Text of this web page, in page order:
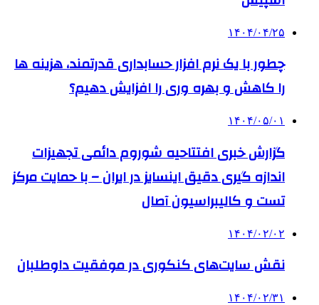
۱۴۰۴/۰۴/۲۵
چطور با یک نرم افزار حسابداری قدرتمند، هزینه ها
را کاهش و بهره وری را افزایش دهیم؟
۱۴۰۴/۰۵/۰۱
گزارش خبری افتتاحیه شوروم دائمی تجهیزات
اندازه گیری دقیق اینسایز در ایران – با حمایت مرکز
تست و کالیبراسیون آصال
۱۴۰۴/۰۲/۰۲
نقش سایت‌های کنکوری در موفقیت داوطلبان
۱۴۰۴/۰۲/۳۱